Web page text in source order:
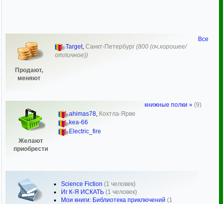
Продают,
меняют
Target, Санкт-Петербург (800 (оч.хорошее/
отличное))
Желают
приобрести
ahimas78, Кохтла-Ярве
kea-66
Electric_fire
Science Fiction (1 человек)
Иг К-Я ИСКАТЬ (1 человек)
Мои книги: Библиотека приключений (1
Все
книжные полки » (9)